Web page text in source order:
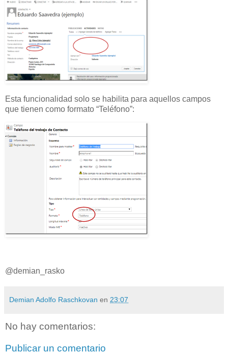
Esta funcionalidad solo se habilita para aquellos campos
que tienen como formato “Teléfono”:
@demian_rasko
Demian Adolfo Raschkovan en 23:07
No hay comentarios:
Publicar un comentario